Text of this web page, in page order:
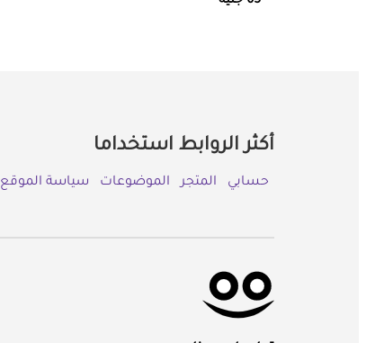
أكثر الروابط استخداما
حسابي المتجر الموضوعات سياسة الموقع